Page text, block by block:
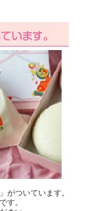
がついています。
す。